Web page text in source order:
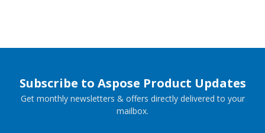
Subscribe to Aspose Product Updates
Get monthly newsletters & offers directly delivered to your
mailbox.